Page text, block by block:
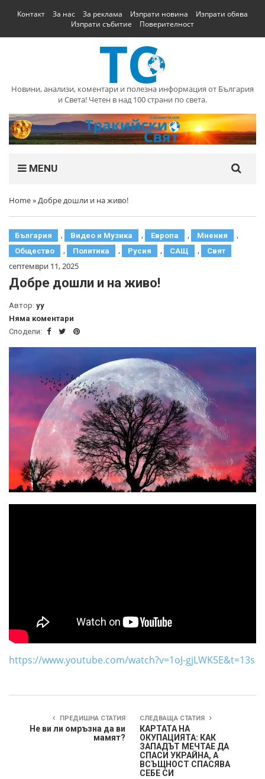
Контакт За нас За реклама Изпрати новина
Изпрати обява
Изпрати събитие
Поверителност
Новини, анализи, коментари и полезна информация от България
и Света! Четен в над 100 страни по света.
MENU
Home»Добре дошли и на живо!
България , Видео и Музика , Европа , Мнения ,
Общество , Политика , Русия , САЩ , Свят
септември 11, 2025
Добре дошли и на живо!
Автор: yy
Няма коментари
Сподели:
https://www.youtube.com/watch?v=1oJ-gjLWK5E&t=13s
ПРЕДИШНА СТАТИЯ
Не ви ли омръзна да ви
мамят?
СЛЕДВАЩА СТАТИЯ
КАРТАТА НА
ОКУПАЦИЯТА: КАК
ЗАПАДЪТ МЕЧТАЕ ДА
СПАСИ УКРАЙНА, А
ВСЪЩНОСТ СПАСЯВА
СЕБЕ СИ